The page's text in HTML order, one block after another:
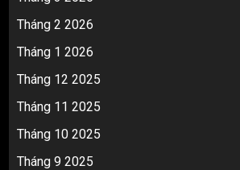
Tháng 2 2026
Tháng 1 2026
Tháng 12 2025
Tháng 11 2025
Tháng 10 2025
Tháng 9 2025